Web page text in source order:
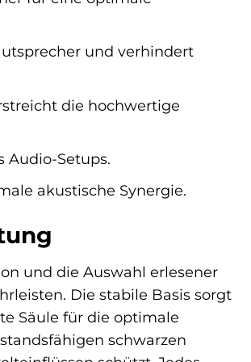
und verhindert
die hochwertige
Audio-Setups.
akustische Synergie.
und die Auswahl erlesener
Die stabile Basis sorgt
Säule für die optimale
schwarzen